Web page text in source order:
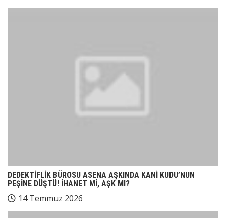
DEDEKTİFLİK BÜROSU ASENA AŞKINDA KANİ KUDU’NUN
PEŞİNE DÜŞTÜ! İHANET Mİ, AŞK MI?
14 Temmuz 2026